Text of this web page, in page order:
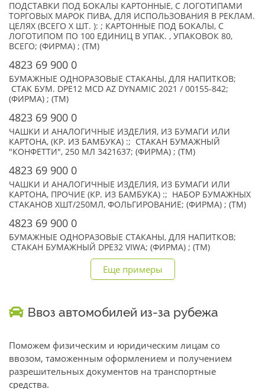
ПОДСТАВКИ ПОД БОКАЛЫ КАРТОННЫЕ, С ЛОГОТИПАМИ
ТОРГОВЫХ МАРОК ПИВА, ДЛЯ ИСПОЛЬЗОВАНИЯ В РЕКЛАМ.
ЦЕЛЯХ (ВСЕГО X ШТ. ): ; КАРТОННЫЕ ПОД БОКАЛЫ, С
ЛОГОТИПОМ ПО 100 ЕДИНИЦ В УПАК. , УПАКОВОК 80,
ВСЕГО; (ФИРМА) ; (TM)
4823 69 900 0
БУМАЖНЫЕ ОДНОРАЗОВЫЕ СТАКАНЫ, ДЛЯ НАПИТКОВ;
СТАK БУМ. DPE12 MCD AZ DYNAMIC 2021 / 00155-842;
(ФИРМА) ; (TM)
4823 69 900 0
ЧАШКИ И АНАЛОГИЧНЫЕ ИЗДЕЛИЯ, ИЗ БУМАГИ ИЛИ
КАРТОНА, (КР. ИЗ БАМБУКА) :; СТАКАН БУМАЖНЫЙ
"КОНФЕТТИ", 250 МЛ 3421637; (ФИРМА) ; (TM)
4823 69 900 0
ЧАШКИ И АНАЛОГИЧНЫЕ ИЗДЕЛИЯ, ИЗ БУМАГИ ИЛИ
КАРТОНА, ПРОЧИЕ (КР. ИЗ БАМБУКА) :; НАБОР БУМАЖНЫХ
СТАКАНОВ XШТ/250МЛ, ФОЛЬГИРОВАНИЕ; (ФИРМА) ; (TM)
4823 69 900 0
БУМАЖНЫЕ ОДНОРАЗОВЫЕ СТАКАНЫ, ДЛЯ НАПИТКОВ;
СТАКАН БУМАЖНЫЙ DPE32 VIWA; (ФИРМА) ; (TM)
Еще примеры
Ввоз автомобилей из-за рубежа
Поможем физическим и юридическим лицам со
ввозом, таможенным оформлением и получением
разрешительных документов на транспортные
средства.